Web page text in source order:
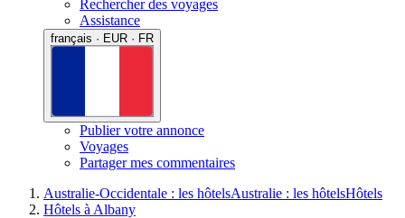
Rechercher des voyages
Assistance
français · EUR · FR
Publier votre annonce
Voyages
Partager mes commentaires
Australie-Occidentale : les hôtelsAustralie : les hôtelsHôtels
Hôtels à Albany